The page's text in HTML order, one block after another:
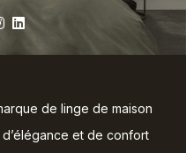
de linge de maison
d’élégance et de confort